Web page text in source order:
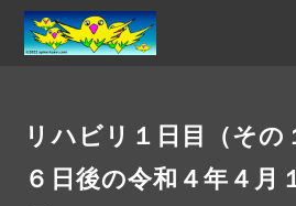
リハビリ１日目（その
６日後の令和４年４月